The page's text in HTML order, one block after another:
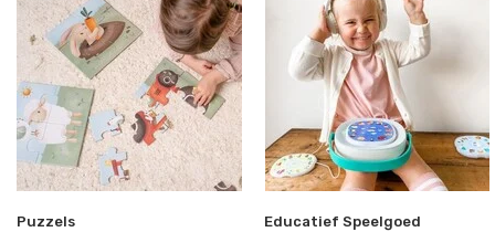
Puzzels Educatief Speelgoed